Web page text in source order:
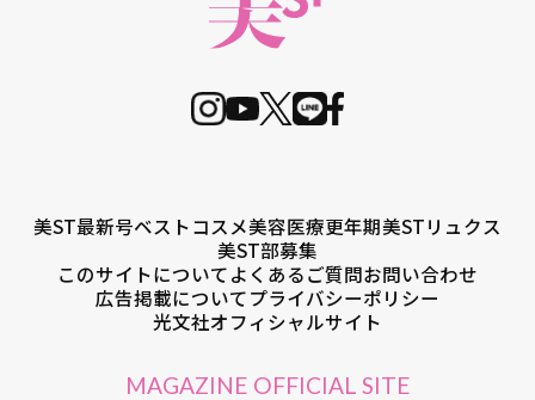
美ST最新号ベストコスメ美容医療更年期美STリュクス
美ST部募集
このサイトについてよくあるご質問お問い合わせ
広告掲載についてプライバシーポリシー
光文社オフィシャルサイト
MAGAZINE OFFICIAL SITE